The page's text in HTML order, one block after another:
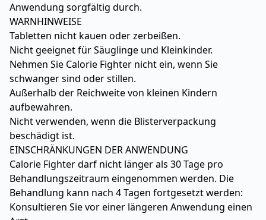
Anwendung sorgfältig durch.
WARNHINWEISE
Tabletten nicht kauen oder zerbeißen.
Nicht geeignet für Säuglinge und Kleinkinder.
Nehmen Sie Calorie Fighter nicht ein, wenn Sie
schwanger sind oder stillen.
Außerhalb der Reichweite von kleinen Kindern
aufbewahren.
Nicht verwenden, wenn die Blisterverpackung
beschädigt ist.
EINSCHRÄNKUNGEN DER ANWENDUNG
Calorie Fighter darf nicht länger als 30 Tage pro
Behandlungszeitraum eingenommen werden. Die
Behandlung kann nach 4 Tagen fortgesetzt werden:
Konsultieren Sie vor einer längeren Anwendung einen